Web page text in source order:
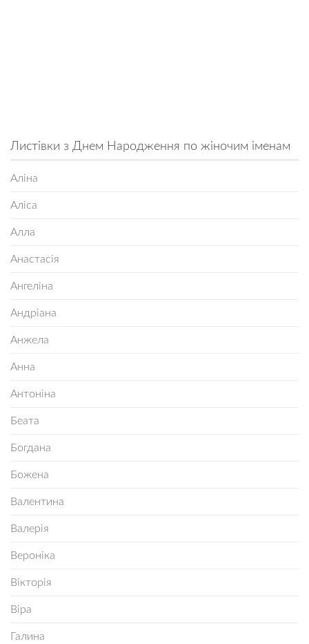
Листівки з Днем Народження по жіночим іменам
Аліна
Аліса
Алла
Анастасія
Ангеліна
Андріана
Анжела
Анна
Антоніна
Беата
Богдана
Божена
Валентина
Валерія
Вероніка
Вікторія
Віра
Галина